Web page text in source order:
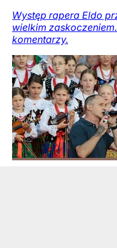
Występ rapera Eldo
wielkim
komentarzy.